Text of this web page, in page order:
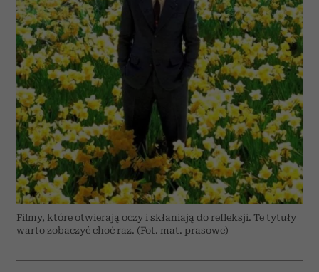
Filmy, które otwierają oczy i skłaniają do refleksji. Te tytuły
warto zobaczyć choć raz. (Fot. mat. prasowe)